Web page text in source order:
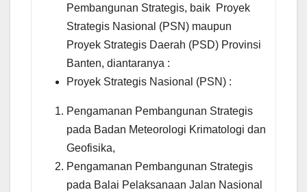
Pembangunan Strategis, baik Proyek
Strategis Nasional (PSN) maupun
Proyek Strategis Daerah (PSD) Provinsi
Banten, diantaranya :
Proyek Strategis Nasional (PSN) :
Pengamanan Pembangunan Strategis
pada Badan Meteorologi Krimatologi dan
Geofisika,
Pengamanan Pembangunan Strategis
pada Balai Pelaksanaan Jalan Nasional